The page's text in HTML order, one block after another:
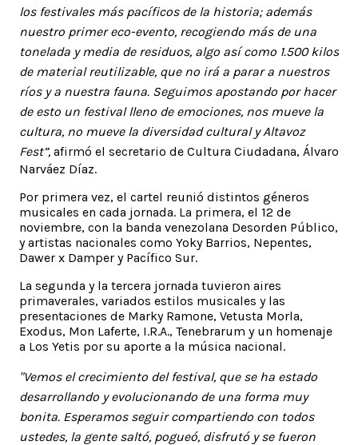
los festivales más pacíficos de la historia; además
nuestro primer eco-evento, recogiendo más de una
tonelada y media de residuos, algo así como 1.500 kilos
de material reutilizable, que no irá a parar a nuestros
ríos y a nuestra fauna. Seguimos apostando por hacer
de esto un festival lleno de emociones, nos mueve la
cultura, no mueve la diversidad cultural y Altavoz
Fest”, afirmó el secretario de Cultura Ciudadana, Álvaro
Narváez Díaz.
Por primera vez, el cartel reunió distintos géneros
musicales en cada jornada. La primera, el 12 de
noviembre, con la banda venezolana Desorden Público,
y artistas nacionales como Yoky Barrios, Nepentes,
Dawer x Damper y Pacífico Sur.
La segunda y la tercera jornada tuvieron aires
primaverales, variados estilos musicales y las
presentaciones de Marky Ramone, Vetusta Morla,
Exodus, Mon Laferte, I.R.A., Tenebrarum y un homenaje
a Los Yetis por su aporte a la música nacional.
"Vemos el crecimiento del festival, que se ha estado
desarrollando y evolucionando de una forma muy
bonita. Esperamos seguir compartiendo con todos
ustedes, la gente saltó, pogueó, disfrutó y se fueron